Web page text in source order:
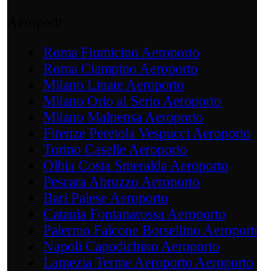
Roma Fiumicino Aeroporto
Roma Ciampino Aeroporto
Milano Linate Aeroporto
Milano Orio al Serio Aeroporto
Milano Malpensa Aeroporto
Firenze Peretola Vespucci Aeroporto
Torino Caselle Aeroporto
Olbia Costa Smeralda Aeroporto
Pescara Abruzzo Aeroporto
Bari Palese Aeroporto
Catania Fontanarossa Aeroporto
Palermo Falcone Borsellino
Napoli Capodichino Aeroporto
Lamezia Terme Aeroporto Aeroporto